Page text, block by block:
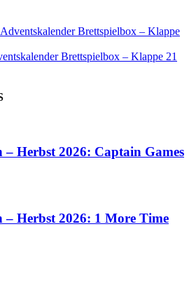
Brettspielbox – Klappe
Brettspielbox – Klappe 21
– Herbst 2026: Captain Games
– Herbst 2026: 1 More Time